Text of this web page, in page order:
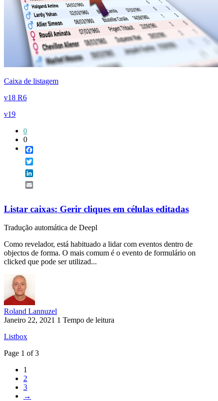
Caixa de listagem
v18 R6
v19
0
0
Listar caixas: Gerir cliques em células editadas
Tradução automática de Deepl
Como revelador, está habituado a lidar com eventos dentro de
objectos de forma. O mais comum é o evento de formulário on
clicked que pode ser utilizad...
Roland Lannuzel
Janeiro 22, 2021 1 Tempo de leitura
Listbox
Page 1 of 3
1
2
3
→